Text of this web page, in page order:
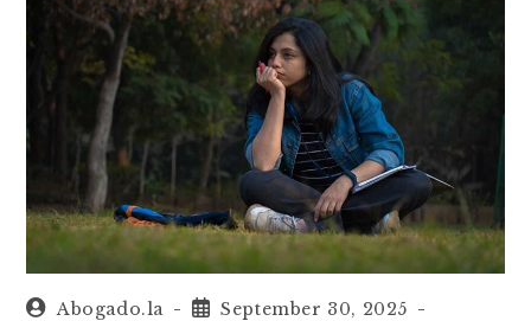
Abogado.la
September 30, 2025